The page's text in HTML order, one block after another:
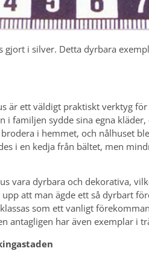
gjort i silver. Detta dyrbara
är ett väldigt praktiskt verktyg
i familjen sydde sina egna
i hemmet, och nålhuset
i en kedja från bältet, men
vara dyrbara och dekorativa,
att man ägde ett så dyrbart
som ett vanligt
antagligen har även exemplar i